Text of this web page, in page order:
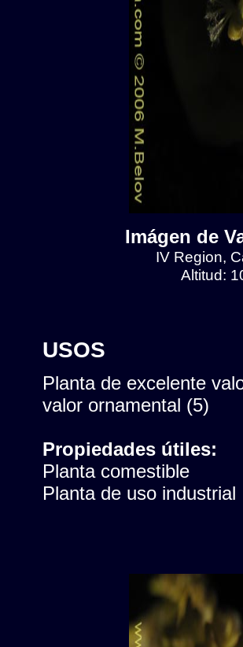
Imágen de
IV Region,
Altitud:
USOS
Planta de excelente
valor ornamental (5)
Propiedades útiles:
Planta comestible
Planta de uso industrial